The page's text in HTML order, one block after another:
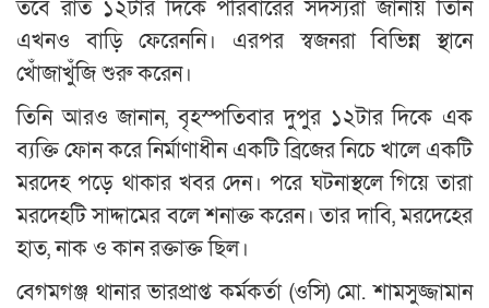
তবে রাত ১২টার দিকে পরিবারের সদস্যরা জানায় তিনি
এখনও বাড়ি ফেরেননি। এরপর স্বজনরা বিভিন্ন স্থানে
খোঁজাখুঁজি শুরু করেন।
তিনি আরও জানান, বৃহস্পতিবার দুপুর ১২টার দিকে এক
ব্যক্তি ফোন করে নির্মাণাধীন একটি ব্রিজের নিচে খালে একটি
মরদেহ পড়ে থাকার খবর দেন। পরে ঘটনাস্থলে গিয়ে তারা
মরদেহটি সাদ্দামের বলে শনাক্ত করেন। তার দাবি, মরদেহের
হাত, নাক ও কান রক্তাক্ত ছিল।
বেগমগঞ্জ থানার ভারপ্রাপ্ত কর্মকর্তা (ওসি) মো. শামসুজ্জামান